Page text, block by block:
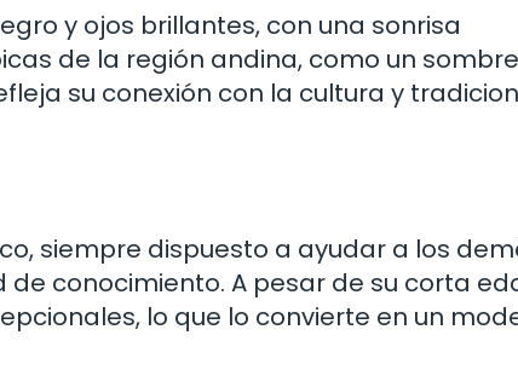
y ojos brillantes, con una sonrisa
de la región andina, como un
su conexión con la cultura y
siempre dispuesto a ayudar a los
conocimiento. A pesar de su corta
lo que lo convierte en un